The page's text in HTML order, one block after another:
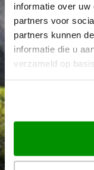
informatie over
partners voor
partners kunnen
informatie die u
verzameld op